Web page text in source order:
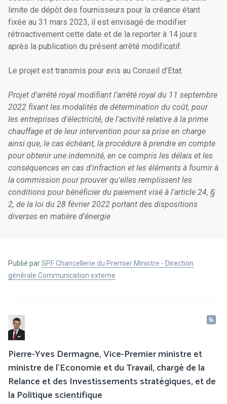
limite de dépôt des fournisseurs pour la créance étant
fixée au 31 mars 2023, il est envisagé de modifier
rétroactivement cette date et de la reporter à 14 jours
après la publication du présent arrêté modificatif.
Le projet est transmis pour avis au Conseil d'Etat.
Projet d'arrêté royal modifiant l’arrêté royal du 11 septembre
2022 fixant les modalités de détermination du coût, pour
les entreprises d'électricité, de l'activité relative à la prime
chauffage et de leur intervention pour sa prise en charge
ainsi que, le cas échéant, la procédure à prendre en compte
pour obtenir une indemnité, en ce compris les délais et les
conséquences en cas d'infraction et les éléments à fournir à
la commission pour prouver qu'elles remplissent les
conditions pour bénéficier du paiement visé à l'article 24, §
2, de la loi du 28 février 2022 portant des dispositions
diverses en matière d'énergie
Publié parSPF Chancellerie du Premier Ministre - Direction
générale Communication externe
Pierre-Yves Dermagne, Vice-Premier ministre et
ministre de l’Economie et du Travail, chargé de la
Relance et des Investissements stratégiques, et de
la Politique scientifique